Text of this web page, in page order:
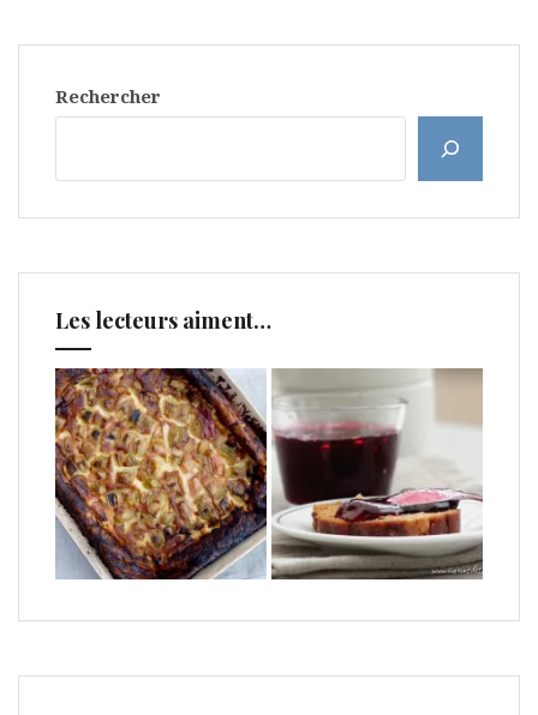
Rechercher
Les lecteurs aiment…